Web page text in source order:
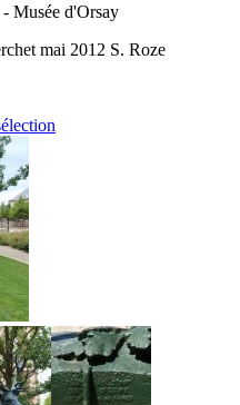
Musée d'Orsay
mai 2012 S. Roze